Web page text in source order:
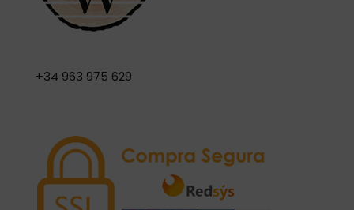
+34 963 975 629